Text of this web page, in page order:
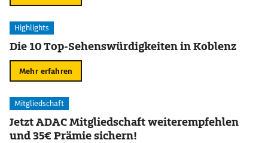
Highlights
Die 10 Top-Sehenswürdigkeiten in Koblenz
Mehr erfahren
Mitgliedschaft
Jetzt ADAC Mitgliedschaft weiterempfehlen
und 35€ Prämie sichern!